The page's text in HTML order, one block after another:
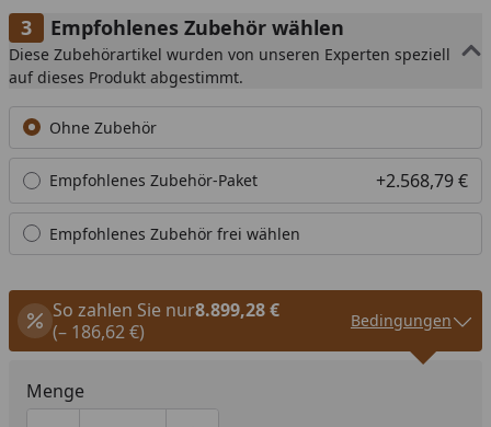
Empfohlenes Zubehör wählen
Diese Zubehörartikel wurden von unseren Experten speziell
auf dieses Produkt abgestimmt.
Ohne Zubehör
Empfohlenes Zubehör-Paket +2.568,79 €
Empfohlenes Zubehör frei wählen
So zahlen Sie nur8.899,28 €
(– 186,62 €)
Bedingungen
Menge